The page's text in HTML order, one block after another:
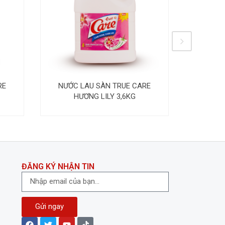
NƯỚC LAU SÀN TRUE CARE
HƯƠNG LILY 3,6KG
ĐĂNG KÝ NHẬN TIN
Gửi ngay